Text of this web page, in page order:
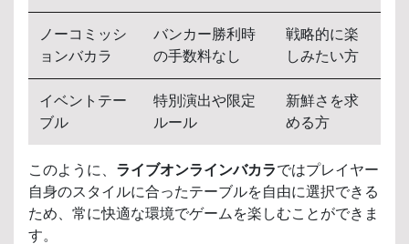
ノーコミッシ
ョンバカラ
バンカー勝利時
の手数料なし
戦略的に楽
しみたい方
イベントテー
ブル
特別演出や限定
ルール
新鮮さを求
める方
このように、 ライブオンラインバカラではプレイヤー
自身のスタイルに合ったテーブルを自由に選択できる
ため、常に快適な環境でゲームを楽しむことができま
す。